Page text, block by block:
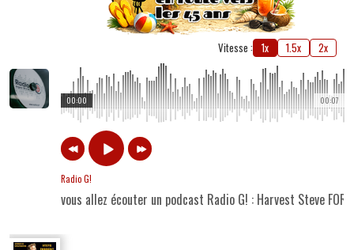
Vitesse : 1x 1.5x 2x
00:07
00:00
Radio G!
vous allez écouter un podcast Radio G! : Harvest Steve